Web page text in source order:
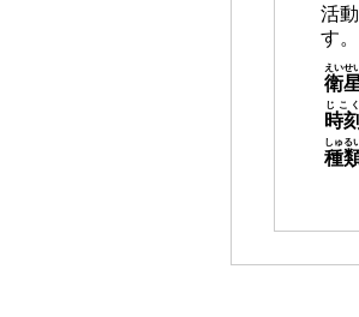
活
す。
衛
えいせ
時刻
じこく
種
しゅる